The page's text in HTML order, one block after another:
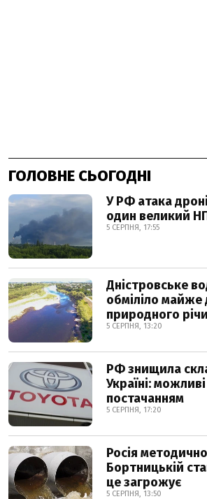
ГОЛОВНЕ СЬОГОДНІ
У РФ атака
один великий
5 СЕРПНЯ, 17:55
Дністровське
обміліло майже
природного
5 СЕРПНЯ, 13:20
РФ знищила
Україні:
постачанням
5 СЕРПНЯ, 17:20
Росія
Бортницькій
це загрожує
5 СЕРПНЯ, 13:50